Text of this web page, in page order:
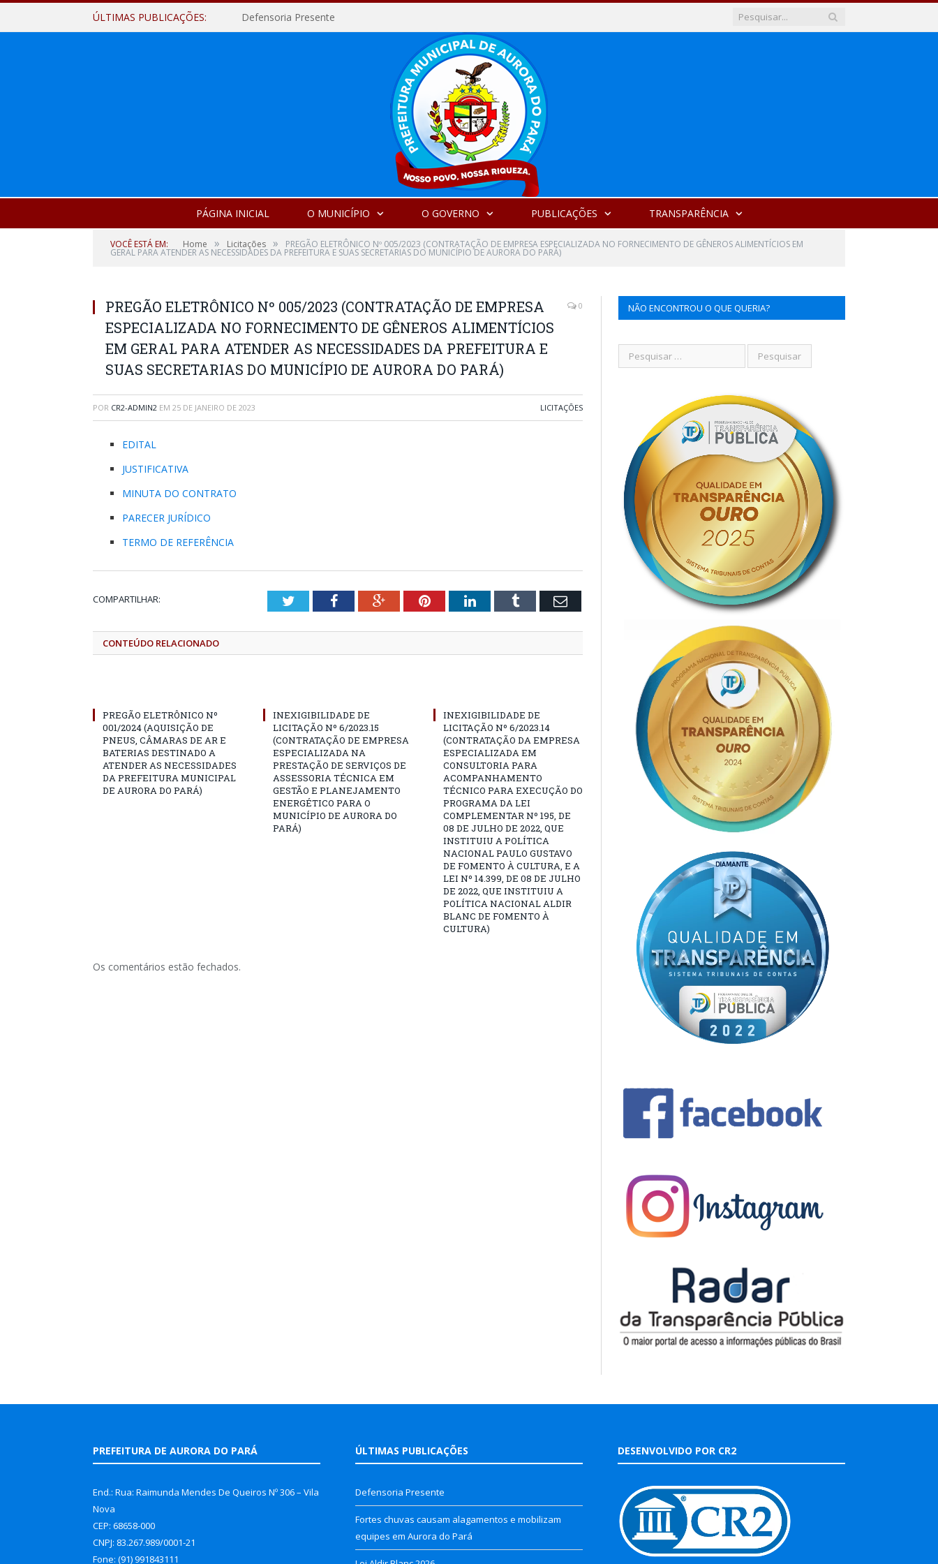
ÚLTIMAS PUBLICAÇÕES: Defensoria Presente
PÁGINA INICIAL O MUNICÍPIO O GOVERNO PUBLICAÇÕES TRANSPARÊNCIA
VOCÊ ESTÁ EM: Home » Licitações » PREGÃO ELETRÔNICO Nº 005/2023 (CONTRATAÇÃO DE EMPRESA ESPECIALIZADA NO FORNECIMENTO DE GÊNEROS ALIMENTÍCIOS EM
GERAL PARA ATENDER AS NECESSIDADES DA PREFEITURA E SUAS SECRETARIAS DO MUNICÍPIO DE AURORA DO PARÁ)
PREGÃO ELETRÔNICO Nº 005/2023 (CONTRATAÇÃO DE EMPRESA
ESPECIALIZADA NO FORNECIMENTO DE GÊNEROS ALIMENTÍCIOS
EM GERAL PARA ATENDER AS NECESSIDADES DA PREFEITURA E
SUAS SECRETARIAS DO MUNICÍPIO DE AURORA DO PARÁ)
0
POR CR2-ADMIN2 EM 25 DE JANEIRO DE 2023 LICITAÇÕES
EDITAL
JUSTIFICATIVA
MINUTA DO CONTRATO
PARECER JURÍDICO
TERMO DE REFERÊNCIA
COMPARTILHAR: TwitterFacebookGoogle+PinterestLinkedInTumblr Email
CONTEÚDO RELACIONADO
PREGÃO ELETRÔNICO Nº
001/2024 (AQUISIÇÃO DE
PNEUS, CÂMARAS DE AR E
BATERIAS DESTINADO A
ATENDER AS NECESSIDADES
DA PREFEITURA MUNICIPAL
DE AURORA DO PARÁ)
INEXIGIBILIDADE DE
LICITAÇÃO Nº 6/2023.15
(CONTRATAÇÃO DE EMPRESA
ESPECIALIZADA NA
PRESTAÇÃO DE SERVIÇOS DE
ASSESSORIA TÉCNICA EM
GESTÃO E PLANEJAMENTO
ENERGÉTICO PARA O
MUNICÍPIO DE AURORA DO
PARÁ)
INEXIGIBILIDADE DE
LICITAÇÃO Nº 6/2023.14
(CONTRATAÇÃO DA EMPRESA
ESPECIALIZADA EM
CONSULTORIA PARA
ACOMPANHAMENTO
TÉCNICO PARA EXECUÇÃO DO
PROGRAMA DA LEI
COMPLEMENTAR Nº 195, DE
08 DE JULHO DE 2022, QUE
INSTITUIU A POLÍTICA
NACIONAL PAULO GUSTAVO
DE FOMENTO À CULTURA, E A
LEI Nº 14.399, DE 08 DE JULHO
DE 2022, QUE INSTITUIU A
POLÍTICA NACIONAL ALDIR
BLANC DE FOMENTO À
CULTURA)
Os comentários estão fechados.
NÃO ENCONTROU O QUE QUERIA?
PREFEITURA DE AURORA DO PARÁ
End.: Rua: Raimunda Mendes De Queiros Nº 306 – Vila
Nova
CEP: 68658-000
CNPJ: 83.267.989/0001-21
Fone: (91) 991843111
ÚLTIMAS PUBLICAÇÕES
Defensoria Presente
Fortes chuvas causam alagamentos e mobilizam
equipes em Aurora do Pará
DESENVOLVIDO POR CR2